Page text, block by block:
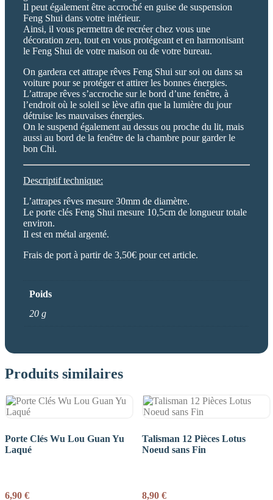
Il peut également être accroché en guise de suspension
Feng Shui dans votre intérieur.
Ainsi, il vous permettra de recréer chez vous une
décoration zen, tout en vous protégeant et en harmonisant
le Feng Shui de votre maison ou de votre bureau.
On gardera cet attrape rêves Feng Shui sur soi ou dans sa
voiture pour se protéger et attirer les bonnes énergies.
L’attrape rêves s’accroche sur le bord d’une fenêtre, à
l’endroit où le soleil se lève afin que la lumière du jour
détruise les mauvaises énergies.
On le suspend également au dessus ou proche du lit, mais
aussi au bord de la fenêtre de la chambre pour garder le
bon Chi.
Descriptif technique:
L’attrapes rêves mesure 30mm de diamètre.
Le porte clés Feng Shui mesure 10,5cm de longueur totale
environ.
Il est en métal argenté.
Frais de port à partir de 3,50€ pour cet article.
Poids
20 g
Produits similaires
Porte Clés Wu Lou Guan Yu
Laqué
6,90 €
Talisman 12 Pièces Lotus
Noeud sans Fin
8,90 €